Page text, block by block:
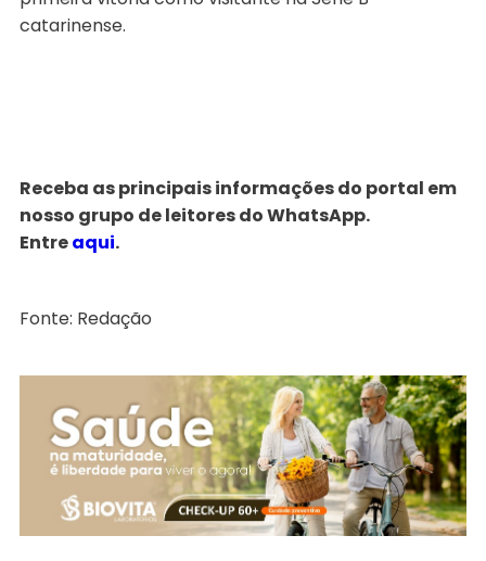
catarinense.
Receba as principais informações do portal em
nosso grupo de leitores do WhatsApp.
Entreaqui.
Fonte: Redação